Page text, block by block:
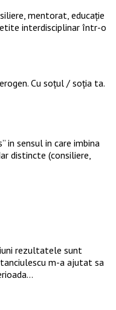
mentorat, educație
interdisciplinar într-o
Cu soțul / soția ta.
in sensul in care imbina
distincte (consiliere,
rezultatele sunt
m-a ajutat sa